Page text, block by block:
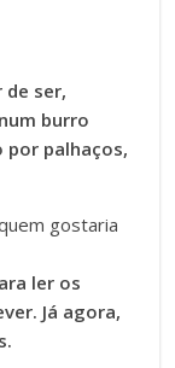
ser,
burro
por palhaços,
gostaria
ler os
Já agora,